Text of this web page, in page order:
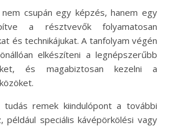
csupán egy képzés, hanem egy
a résztvevők folyamatosan
és technikájukat. A tanfolyam végén
elkészíteni a legnépszerűbb
és magabiztosan kezelni a
remek kiindulópont a további
például speciális kávépörkölési vagy